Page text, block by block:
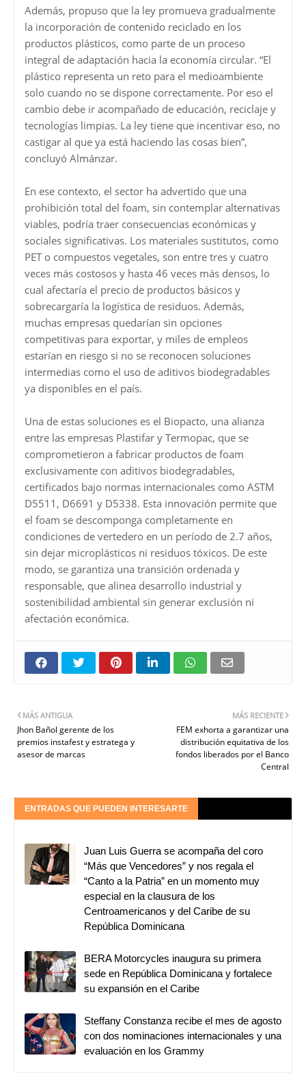
Además, propuso que la ley promueva gradualmente
la incorporación de contenido reciclado en los
productos plásticos, como parte de un proceso
integral de adaptación hacia la economía circular. “El
plástico representa un reto para el medioambiente
solo cuando no se dispone correctamente. Por eso el
cambio debe ir acompañado de educación, reciclaje y
tecnologías limpias. La ley tiene que incentivar eso, no
castigar al que ya está haciendo las cosas bien”,
concluyó Almánzar.
En ese contexto, el sector ha advertido que una
prohibición total del foam, sin contemplar alternativas
viables, podría traer consecuencias económicas y
sociales significativas. Los materiales sustitutos, como
PET o compuestos vegetales, son entre tres y cuatro
veces más costosos y hasta 46 veces más densos, lo
cual afectaría el precio de productos básicos y
sobrecargaría la logística de residuos. Además,
muchas empresas quedarían sin opciones
competitivas para exportar, y miles de empleos
estarían en riesgo si no se reconocen soluciones
intermedias como el uso de aditivos biodegradables
ya disponibles en el país.
Una de estas soluciones es el Biopacto, una alianza
entre las empresas Plastifar y Termopac, que se
comprometieron a fabricar productos de foam
exclusivamente con aditivos biodegradables,
certificados bajo normas internacionales como ASTM
D5511, D6691 y D5338. Esta innovación permite que
el foam se descomponga completamente en
condiciones de vertedero en un período de 2.7 años,
sin dejar microplásticos ni residuos tóxicos. De este
modo, se garantiza una transición ordenada y
responsable, que alinea desarrollo industrial y
sostenibilidad ambiental sin generar exclusión ni
afectación económica.
MÁS RECIENTE
FEM exhorta a garantizar una
distribución equitativa de los
fondos liberados por el Banco
Central
MÁS ANTIGUA
Jhon Bañol gerente de los
premios instafest y estratega y
asesor de marcas
ENTRADAS QUE PUEDEN INTERESARTE
Juan Luis Guerra se acompaña del coro
“Más que Vencedores” y nos regala el
“Canto a la Patria” en un momento muy
especial en la clausura de los
Centroamericanos y del Caribe de su
República Dominicana
BERA Motorcycles inaugura su primera
sede en República Dominicana y fortalece
su expansión en el Caribe
Steffany Constanza recibe el mes de agosto
con dos nominaciones internacionales y una
evaluación en los Grammy